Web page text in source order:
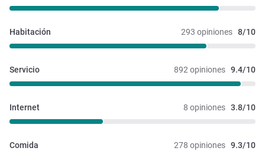
293 opiniones 8/10
Habitación
892 opiniones 9.4/10
Servicio
8 opiniones 3.8/10
Internet
278 opiniones 9.3/10
Comida